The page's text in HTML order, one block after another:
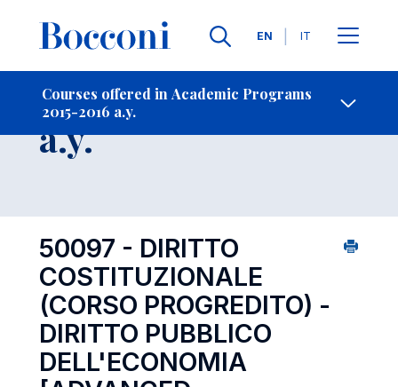
Languages
EN IT
Courses offered in Academic Programs
2015-2016 a.y.
- Contact Us
Course 2015-2016
a.y.
50097 - DIRITTO
COSTITUZIONALE
(CORSO PROGREDITO) -
DIRITTO PUBBLICO
DELL'ECONOMIA